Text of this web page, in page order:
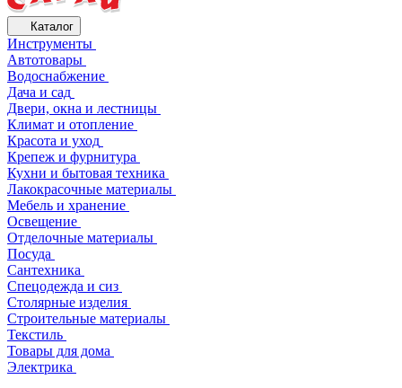
Каталог
Инструменты
Автотовары
Водоснабжение
Дача и сад
Двери, окна и лестницы
Климат и отопление
Красота и уход
Крепеж и фурнитура
Кухни и бытовая техника
Лакокрасочные материалы
Мебель и хранение
Освещение
Отделочные материалы
Посуда
Сантехника
Спецодежда и сиз
Столярные изделия
Строительные материалы
Текстиль
Товары для дома
Электрика